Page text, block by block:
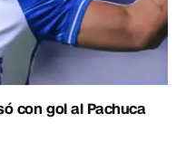
con gol al Pachuca